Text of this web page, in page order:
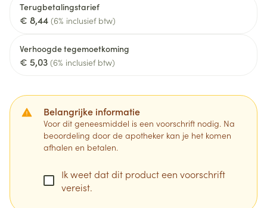
Terugbetalingstarief
€ 8,44 (6% inclusief btw)
Verhoogde tegemoetkoming
€ 5,03 (6% inclusief btw)
Belangrijke informatie
Voor dit geneesmiddel is een voorschrift nodig. Na
beoordeling door de apotheker kan je het komen
afhalen en betalen.
Ik weet dat dit product een voorschrift
vereist.